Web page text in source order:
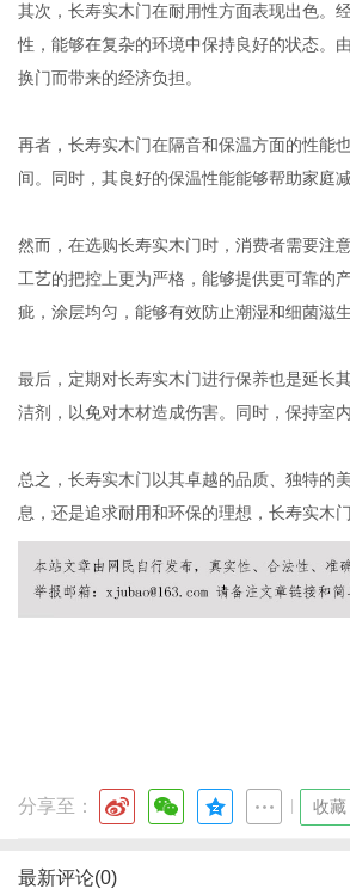
其次，长寿实木门在耐用性方面表现出色。
性，能够在复杂的环境中保持良好的状态。
换门而带来的经济负担。
再者，长寿实木门在隔音和保温方面的性能
间。同时，其良好的保温性能能够帮助家庭
然而，在选购长寿实木门时，消费者需要注
工艺的把控上更为严格，能够提供更可靠的
疵，涂层均匀，能够有效防止潮湿和细菌滋生
最后，定期对长寿实木门进行保养也是延长
洁剂，以免对木材造成伤害。同时，保持室
总之，长寿实木门以其卓越的品质、独特的
息，还是追求耐用和环保的理想，长寿实木
分享至： 收藏
最新评论(0)